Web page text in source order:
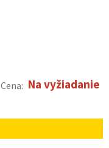
Cena: Na vyžiadanie